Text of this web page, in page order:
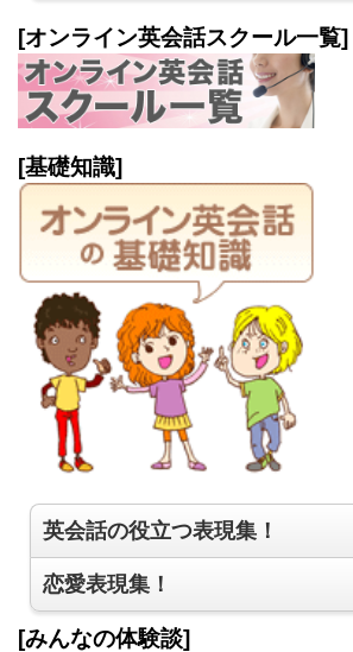
[オンライン英会話スクール一覧]
[基礎知識]
英会話の役立つ表現集！
恋愛表現集！
[みんなの体験談]